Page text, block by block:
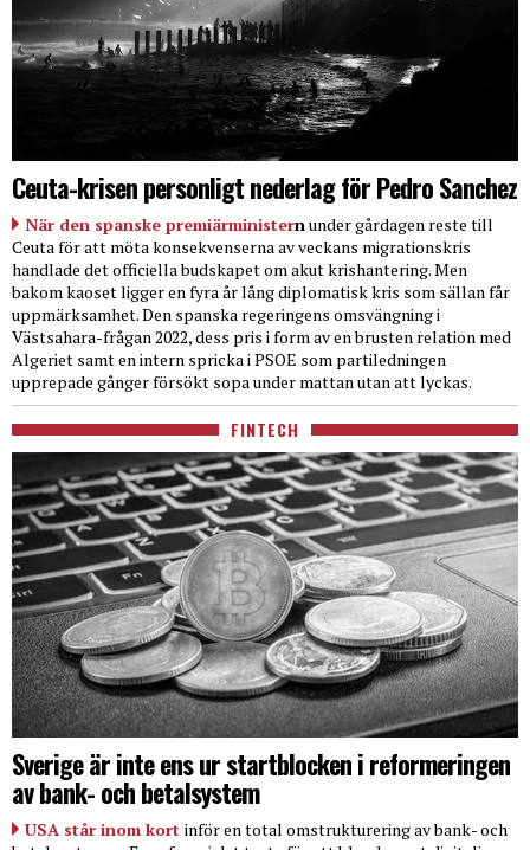
Ceuta-krisen personligt nederlag för Pedro Sanchez
När den spanske premiärministernunder gårdagen reste till
Ceuta för att möta konsekvenserna av veckans migrationskris
handlade det officiella budskapet om akut krishantering. Men
bakom kaoset ligger en fyra år lång diplomatisk kris som sällan får
uppmärksamhet. Den spanska regeringens omsvängning i
Västsahara-frågan 2022, dess pris i form av en brusten relation med
Algeriet samt en intern spricka i PSOE som partiledningen
upprepade gånger försökt sopa under mattan utan att lyckas.
FINTECH
Sverige är inte ens ur startblocken i reformeringen
av bank- och betalsystem
USA står inom kort inför en total omstrukturering av bank- och